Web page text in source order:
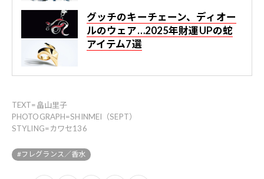
グッチのキーチェーン、ディオー
ルのウェア…2025年財運UPの蛇
アイテム7選
TEXT=畠山里子
PHOTOGRAPH=SHINMEI（SEPT）
STYLING=カワセ136
#フレグランス／香水